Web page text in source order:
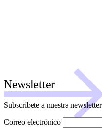
Newsletter
Subscríbete a nuestra
Correo electrónico